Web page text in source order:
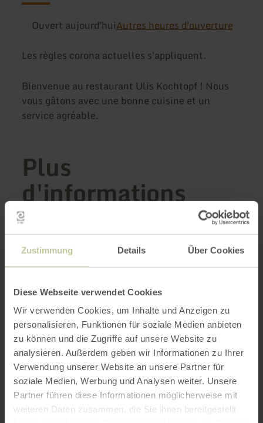
Zustimmung Details Über Cookies
Diese Webseite verwendet Cookies
Wir verwenden Cookies, um Inhalte und Anzeigen zu
personalisieren, Funktionen für soziale Medien anbieten
zu können und die Zugriffe auf unsere Website zu
analysieren. Außerdem geben wir Informationen zu Ihrer
Verwendung unserer Website an unsere Partner für
soziale Medien, Werbung und Analysen weiter. Unsere
Partner führen diese Informationen möglicherweise mit
weiteren Daten zusammen, die Sie ihnen bereitgestellt
Ouvert aujourd'huiAutres heures d'ouverture
Les règles corona actuelles s'appliquent.
Bienvenue au restaurant Ulis Kochtopf ! Nous
vous gâtons avec une bonne cuisine et un
service agréable.
Plus
d'informations
Heures d'ouverture
Caractéristiques / Particularités
Catégories
Nombre de places
Impressions